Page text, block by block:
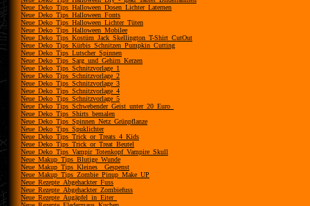
Neue_Deko_Tips_Halloween_Dosen_Lichter_Laternen
Neue_Deko_Tips_Halloween_Fonts
Neue_Deko_Tips_Halloween_Lichter_Tüten
Neue_Deko_Tips_Halloween_Mobilee
Neue_Deko_Tips_Kostüm_Jack_Skellington_T-Shirt_CutOut
Neue_Deko_Tips_Kürbis_Schnitzen_Pumpkin_Cutting
Neue_Deko_Tips_Lutscher_Spinnen
Neue_Deko_Tips_Sarg_und_Gehirn_Kerzen
Neue_Deko_Tips_Schnitzvorlage_1
Neue_Deko_Tips_Schnitzvorlage_2
Neue_Deko_Tips_Schnitzvorlage_3
Neue_Deko_Tips_Schnitzvorlage_4
Neue_Deko_Tips_Schnitzvorlage_5
Neue_Deko_Tips_Schwebender_Geist_unter_20_Euro_
Neue_Deko_Tips_Shirts_bemalen
Neue_Deko_Tips_Spinnen_Netz_Grünpflanze
Neue_Deko_Tips_Spuklichter
Neue_Deko_Tips_Trick_or_Treats_4_Kids
Neue_Deko_Tips_Trick_or_Treat_Beutel
Neue_Deko_Tips_Vampir_Totenkopf_Vampire_Skull
Neue_Makup_Tips_Blutige_Wunde
Neue_Makup_Tips_Kleines__Gespenst
Neue_Makup_Tips_Zombie_Pinup_Make_UP
Neue_Rezepte_Abgehackter_Fuss
Neue_Rezepte_Abgehackter_Zombiefuss
Neue_Rezepte_Augäpfel_in_Eiter_